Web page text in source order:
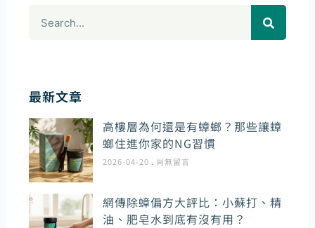
最新文章
高樓層為何還是有蟑螂？那些讓蟑
螂住進你家的NG習慣
2026-04-20 尚無留言
網傳除蟑偏方大評比：小蘇打、精
油、肥皂水到底有沒有用？